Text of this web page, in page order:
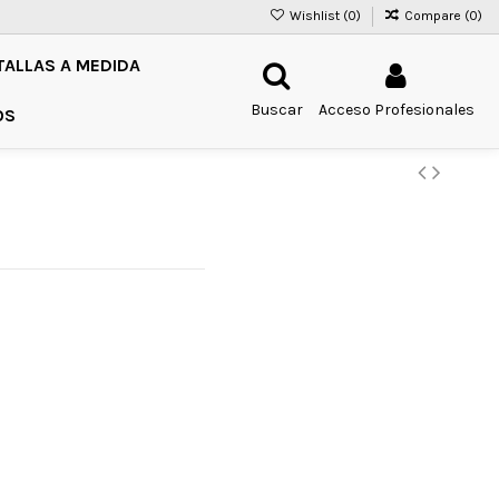
Wishlist (0) Compare (0)
A MEDIDA
Buscar Acceso Profesionales